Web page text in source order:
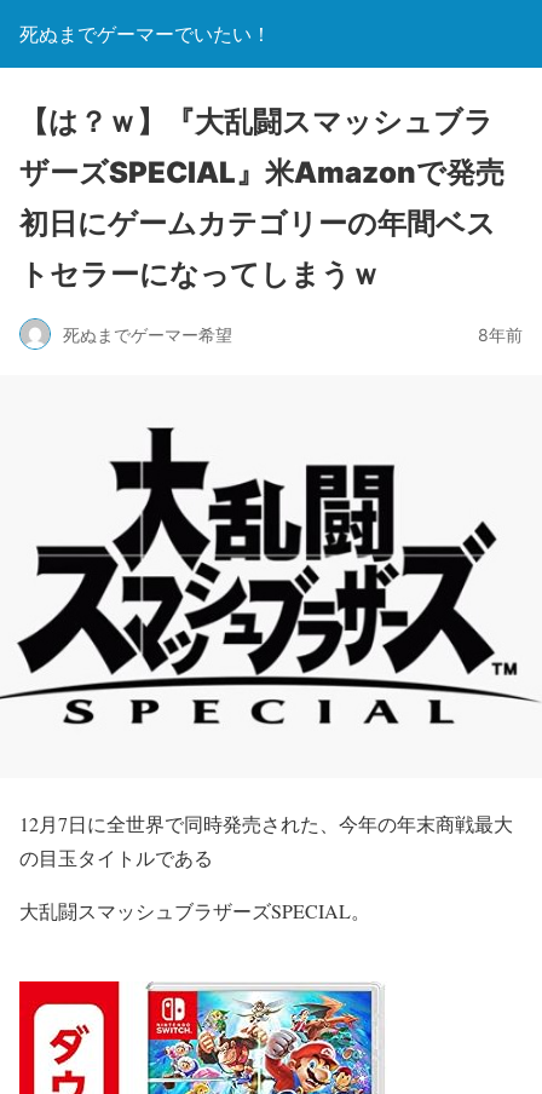
死ぬまでゲーマーでいたい！
【は？ｗ】『大乱闘スマッシュブラ
ザーズSPECIAL』米Amazonで発売
初日にゲームカテゴリーの年間ベス
トセラーになってしまうｗ
死ぬまでゲーマー希望 8年前
12月7日に全世界で同時発売された、今年の年末商戦最大
の目玉タイトルである
大乱闘スマッシュブラザーズSPECIAL。